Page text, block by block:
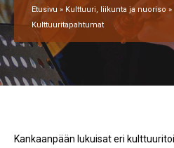
Etusivu » Kulttuuri, liikunta ja nuoriso »
Kulttuuritapahtumat
Kankaanpään lukuisat eri